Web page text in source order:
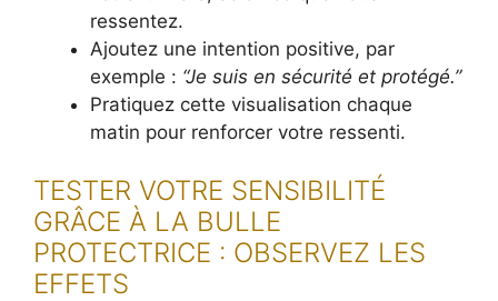
ressentez.
Ajoutez une intention positive, par
exemple : “Je suis en sécurité et protégé.”
Pratiquez cette visualisation chaque
matin pour renforcer votre ressenti.
TESTER VOTRE SENSIBILITÉ
GRÂCE À LA BULLE
PROTECTRICE : OBSERVEZ LES
EFFETS